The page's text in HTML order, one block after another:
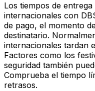
Los tiempos de
internacionales con
de pago, el momento
destinatario.
internacionales tardan
Factores como los
seguridad también
Comprueba el tiempo
retrasos.